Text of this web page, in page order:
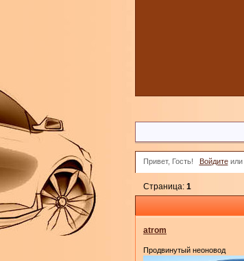
Привет, Гость! Войдитеили
Страница:1
atrom
Продвинутый неоновод